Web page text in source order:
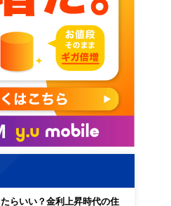
たらいい？金利上昇時代の住